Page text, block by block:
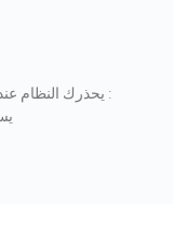
: يحذرك النظام